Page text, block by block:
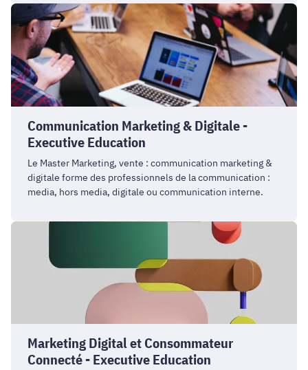
Communication
Marketing
&
Digitale
-
Executive
Education
Communication Marketing & Digitale -
Executive Education
Le Master Marketing, vente : communication marketing &
digitale forme des professionnels de la communication :
media, hors media, digitale ou communication interne.
Marketing
Executive
Education
Marketing Digital et Consommateur
Connecté - Executive Education